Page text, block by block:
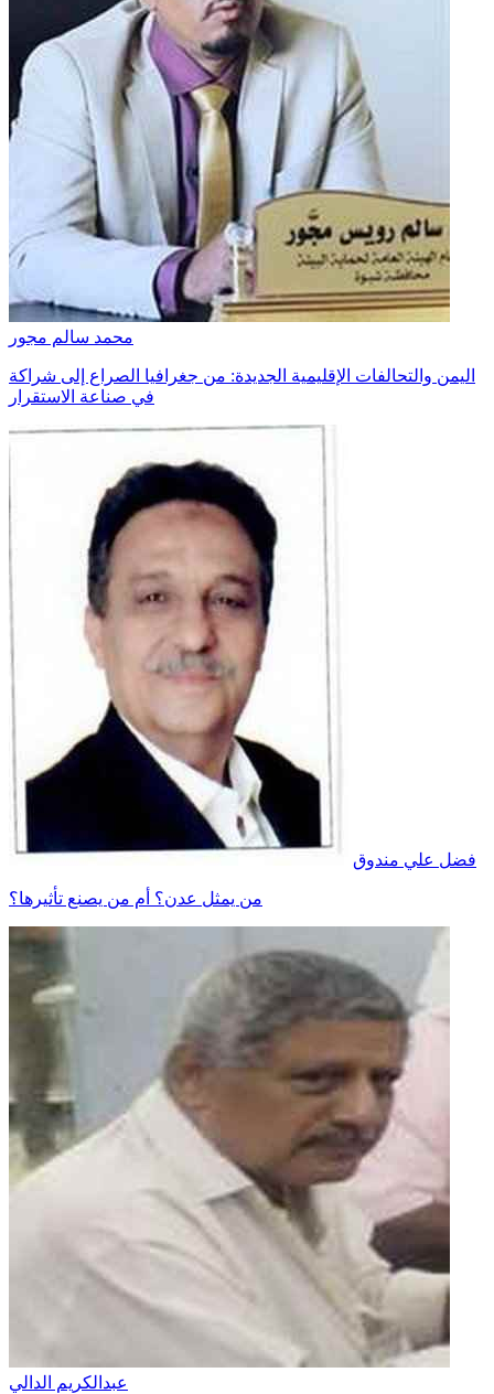
محمد سالم مجور
اليمن والتحالفات الإقليمية الجديدة: من جغرافيا الصراع إلى شراكة
في صناعة الاستقرار
فضل علي مندوق
من يمثل عدن؟ أم من يصنع تأثيرها؟
عبدالكريم الدالي